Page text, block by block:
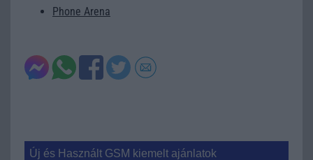
Phone Arena
Új és Használt GSM kiemelt ajánlatok